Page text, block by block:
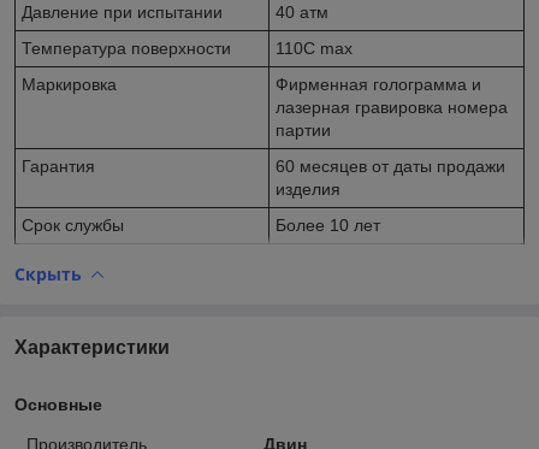
Давление при испытании
40 атм
Температура поверхности
110С max
Маркировка
Фирменная голограмма и
лазерная гравировка номера
партии
Гарантия
60 месяцев от даты продажи
изделия
Срок службы
Более 10 лет
Скрыть
Характеристики
Основные
Производитель Двин